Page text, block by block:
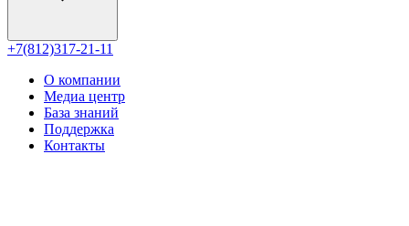
+7(812)317-21-11
О компании
Медиа центр
База знаний
Поддержка
Контакты